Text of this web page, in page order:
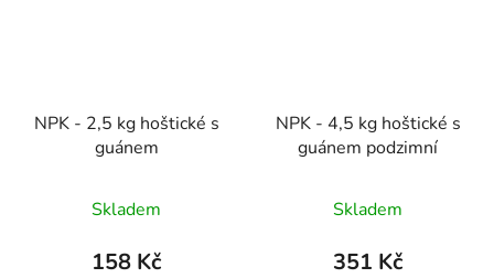
NPK - 2,5 kg hoštické s
guánem
Skladem
158 Kč
NPK - 4,5 kg hoštické s
guánem podzimní
Skladem
351 Kč